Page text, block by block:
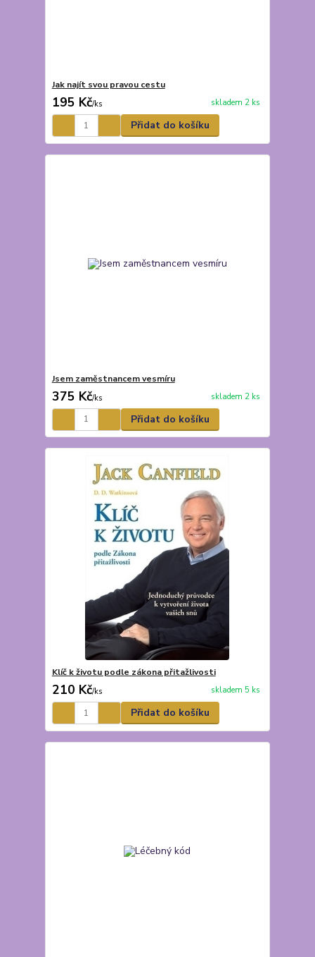
Jak najít svou pravou cestu
195 Kč/ks skladem 2 ks
Přidat do košíku
Jsem zaměstnancem vesmíru
375 Kč/ks skladem 2 ks
Přidat do košíku
Klíč k životu podle zákona přitažlivosti
210 Kč/ks skladem 5 ks
Přidat do košíku